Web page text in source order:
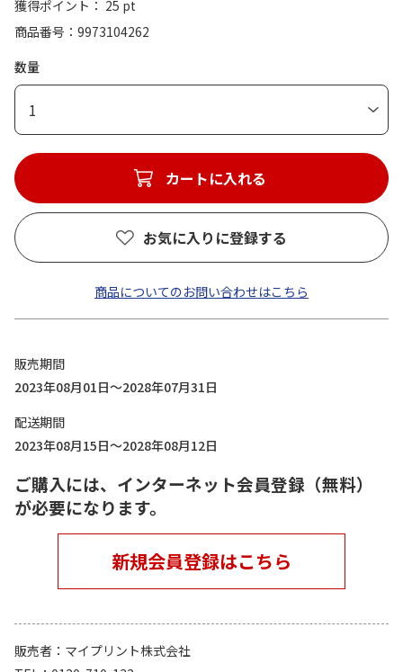
獲得ポイント： 25 pt
商品番号
9973104262
数量
1
カートに入れる
お気に入りに登録する
商品についてのお問い合わせはこちら
販売期間
2023年08月01日～2028年07月31日
配送期間
2023年08月15日～2028年08月12日
ご購入には、インターネット会員登録（無料）
が必要になります。
新規会員登録はこちら
販売者
マイプリント株式会社